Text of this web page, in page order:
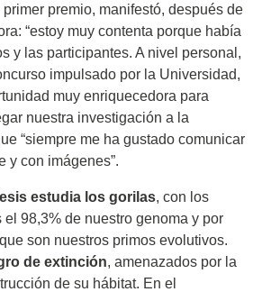
premio, manifestó, después de
“estoy muy contenta porque había
y las participantes. A nivel personal,
impulsado por la Universidad,
muy enriquecedora para
nuestra investigación a la
“siempre me ha gustado comunicar
y con imágenes”.
estudia los gorilas, con los
98,3% de nuestro genoma y por
son nuestros primos evolutivos.
de extinción, amenazados por la
de su hábitat. En el